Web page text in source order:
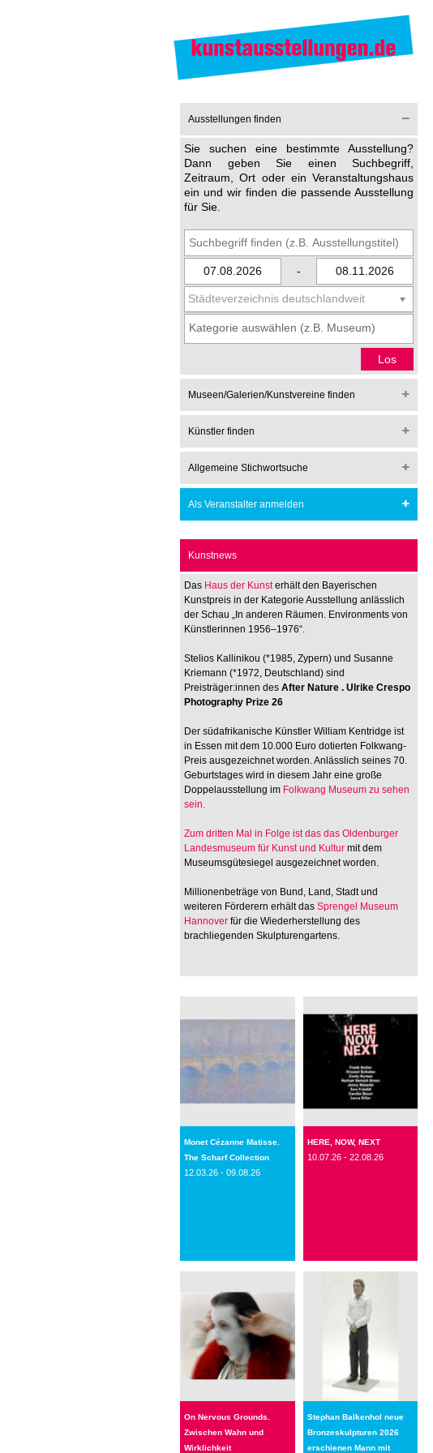
Ausstellungen finden
Sie suchen eine bestimmte Ausstellung?
Dann geben Sie einen Suchbegriff,
Zeitraum, Ort oder ein Veranstaltungshaus
ein und wir finden die passende Ausstellung
für Sie.
-
Städteverzeichnis deutschlandweit
Museen/Galerien/Kunstvereine finden
Künstler finden
Allgemeine Stichwortsuche
Als Veranstalter anmelden
Kunstnews
Das Haus der Kunsterhält den Bayerischen
Kunstpreis in der Kategorie Ausstellung anlässlich
der Schau „In anderen Räumen. Environments von
Künstlerinnen 1956–1976“.
Stelios Kallinikou (*1985, Zypern) und Susanne
Kriemann (*1972, Deutschland) sind
Preisträger:innen des After Nature . Ulrike Crespo
Photography Prize 26
Der südafrikanische Künstler William Kentridge ist
in Essen mit dem 10.000 Euro dotierten Folkwang-
Preis ausgezeichnet worden. Anlässlich seines 70.
Geburtstages wird in diesem Jahr eine große
Doppelausstellung im Folkwang Museum zu sehen
sein.
Zum dritten Mal in Folge ist das das Oldenburger
Landesmuseum für Kunst und Kultur mit dem
Museumsgütesiegel ausgezeichnet worden.
Millionenbeträge von Bund, Land, Stadt und
weiteren Förderern erhält das Sprengel Museum
Hannover für die Wiederherstellung des
brachliegenden Skulpturengartens.
Monet Cézanne Matisse.
The Scharf Collection
12.03.26 - 09.08.26
HERE, NOW, NEXT
10.07.26 - 22.08.26
On Nervous Grounds.
Zwischen Wahn und
Wirklichkeit
Stephan Balkenhol neue
Bronzeskulpturen 2026
erschienen Mann mit